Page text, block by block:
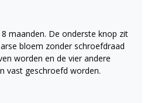
maanden. De onderste knop zit
bloem zonder schroefdraad
worden en de vier andere
vast geschroefd worden.